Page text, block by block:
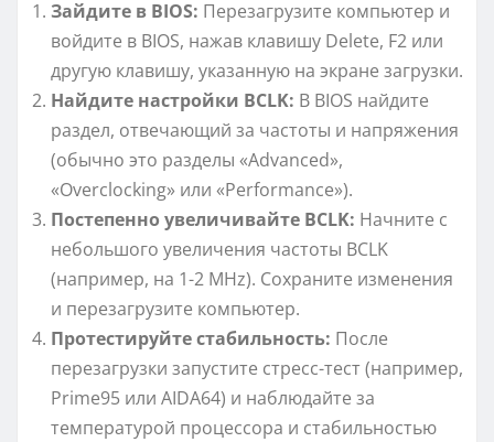
Зайдите в BIOS: Перезагрузите компьютер и
войдите в BIOS, нажав клавишу Delete, F2 или
другую клавишу, указанную на экране загрузки.
Найдите настройки BCLK: В BIOS найдите
раздел, отвечающий за частоты и напряжения
(обычно это разделы «Advanced»,
«Overclocking» или «Performance»).
Постепенно увеличивайте BCLK: Начните с
небольшого увеличения частоты BCLK
(например, на 1-2 MHz). Сохраните изменения
и перезагрузите компьютер.
Протестируйте стабильность: После
перезагрузки запустите стресс-тест (например,
Prime95 или AIDA64) и наблюдайте за
температурой процессора и стабильностью